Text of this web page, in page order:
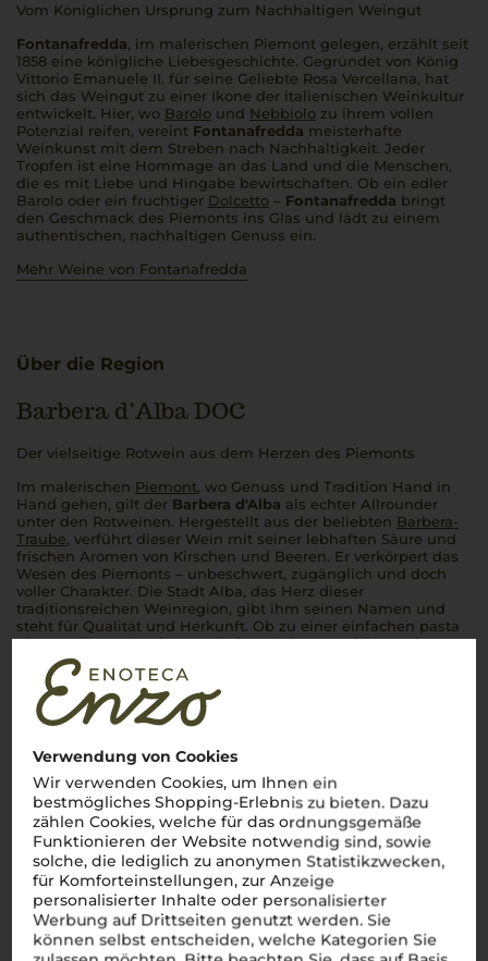
Verwendung von Cookies
Wir verwenden Cookies, um Ihnen ein
bestmögliches Shopping-Erlebnis zu bieten. Dazu
zählen Cookies, welche für das ordnungsgemäße
Funktionieren der Website notwendig sind, sowie
solche, die lediglich zu anonymen Statistikzwecken,
für Komforteinstellungen, zur Anzeige
personalisierter Inhalte oder personalisierter
Werbung auf Drittseiten genutzt werden. Sie
können selbst entscheiden, welche Kategorien Sie
Vom Königlichen Ursprung zum Nachhaltigen Weingut
Fontanafredda, im malerischen Piemont gelegen, erzählt seit
1858 eine königliche Liebesgeschichte. Gegründet von König
Vittorio Emanuele II. für seine Geliebte Rosa Vercellana, hat
sich das Weingut zu einer Ikone der italienischen Weinkultur
entwickelt. Hier, wo Barolo und Nebbiolo zu ihrem vollen
Potenzial reifen, vereint Fontanafredda meisterhafte
Weinkunst mit dem Streben nach Nachhaltigkeit. Jeder
Tropfen ist eine Hommage an das Land und die Menschen,
die es mit Liebe und Hingabe bewirtschaften. Ob ein edler
Barolo oder ein fruchtiger Dolcetto – Fontanafredda bringt
den Geschmack des Piemonts ins Glas und lädt zu einem
authentischen, nachhaltigen Genuss ein.
Mehr Weine von Fontanafredda
Über die Region
Barbera d’Alba DOC
Der vielseitige Rotwein aus dem Herzen des Piemonts
Im malerischen Piemont, wo Genuss und Tradition Hand in
Hand gehen, gilt der Barbera d'Alba als echter Allrounder
unter den Rotweinen. Hergestellt aus der beliebten Barbera-
Traube, verführt dieser Wein mit seiner lebhaften Säure und
frischen Aromen von Kirschen und Beeren. Er verkörpert das
Wesen des Piemonts – unbeschwert, zugänglich und doch
voller Charakter. Die Stadt Alba, das Herz dieser
traditionsreichen Weinregion, gibt ihm seinen Namen und
steht für Qualität und Herkunft. Ob zu einer einfachen pasta
al pomodorooder einem würzigen Schmorgericht,Barbera
d'Albaist immer die perfekte Wahl – unkompliziert, fruchtig
und mit echtem italienischem Flair.
Mehr Weine aus Barbera d’Alba DOC